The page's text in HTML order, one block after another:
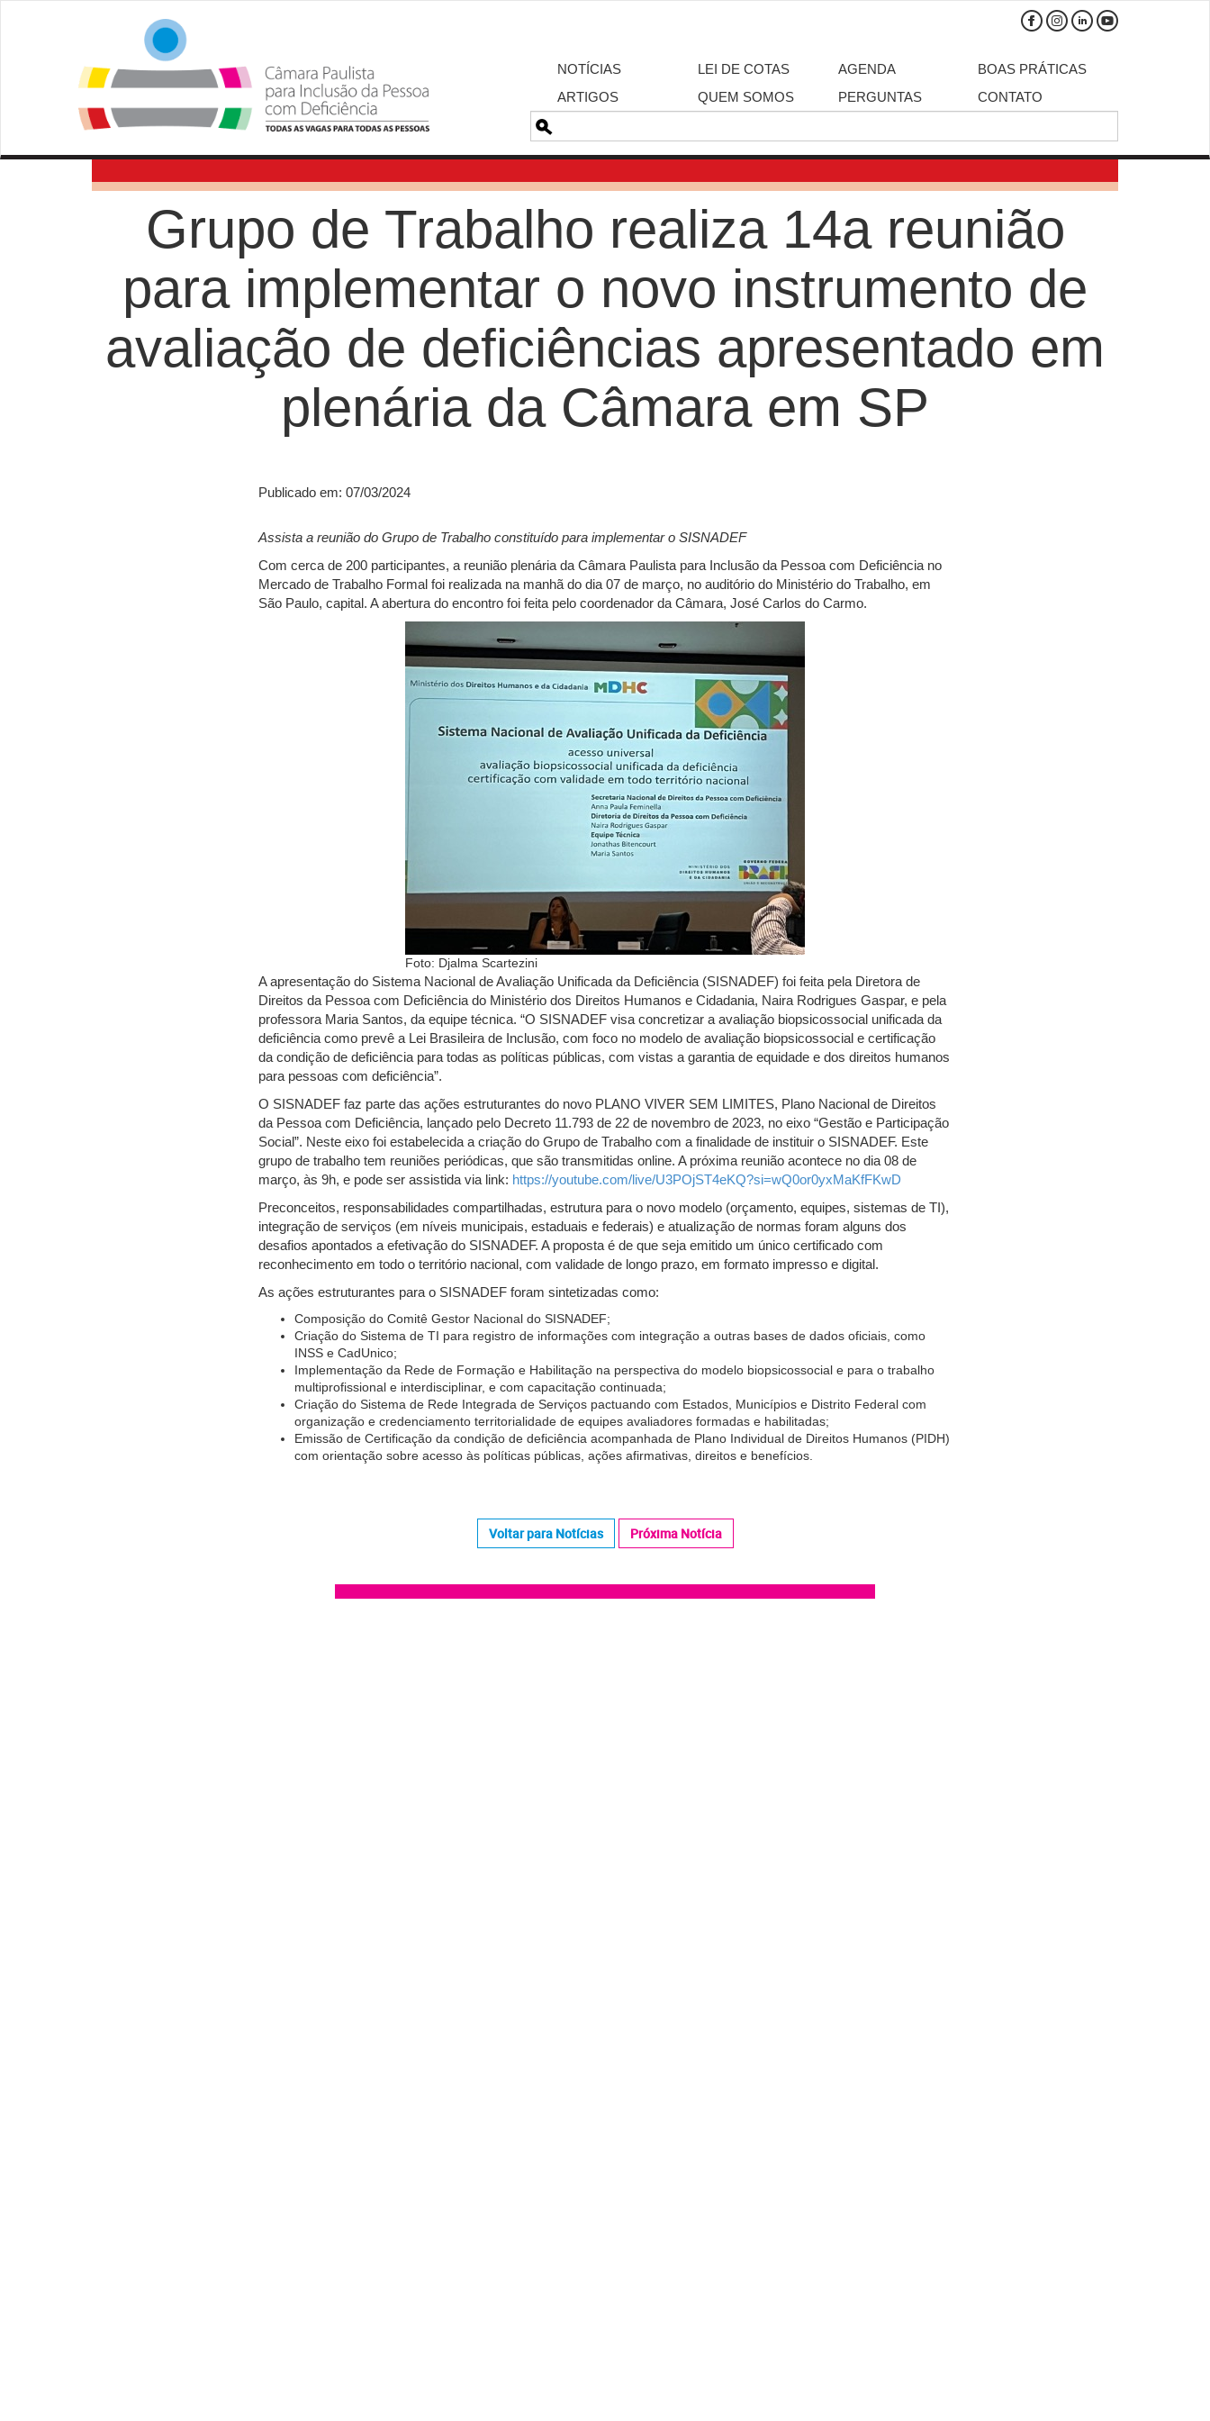
NOTÍCIAS LEI DE COTAS AGENDA
BOAS PRÁTICAS
ARTIGOS
QUEM SOMOS PERGUNTAS CONTATO
Pesquisa
Grupo de Trabalho realiza 14a reunião
para implementar o novo instrumento de
avaliação de deficiências apresentado em
plenária da Câmara em SP
Publicado em: 07/03/2024
Assista a reunião do Grupo de Trabalho constituído para implementar o SISNADEF
Com cerca de 200 participantes, a reunião plenária da Câmara Paulista para Inclusão da Pessoa com Deficiência no
Mercado de Trabalho Formal foi realizada na manhã do dia 07 de março, no auditório do Ministério do Trabalho, em
São Paulo, capital. A abertura do encontro foi feita pelo coordenador da Câmara, José Carlos do Carmo.
Foto: Djalma Scartezini
A apresentação do Sistema Nacional de Avaliação Unificada da Deficiência (SISNADEF) foi feita pela Diretora de
Direitos da Pessoa com Deficiência do Ministério dos Direitos Humanos e Cidadania, Naira Rodrigues Gaspar, e pela
professora Maria Santos, da equipe técnica. “O SISNADEF visa concretizar a avaliação biopsicossocial unificada da
deficiência como prevê a Lei Brasileira de Inclusão, com foco no modelo de avaliação biopsicossocial e certificação
da condição de deficiência para todas as políticas públicas, com vistas a garantia de equidade e dos direitos humanos
para pessoas com deficiência”.
O SISNADEF faz parte das ações estruturantes do novo PLANO VIVER SEM LIMITES, Plano Nacional de Direitos
da Pessoa com Deficiência, lançado pelo Decreto 11.793 de 22 de novembro de 2023, no eixo “Gestão e Participação
Social”. Neste eixo foi estabelecida a criação do Grupo de Trabalho com a finalidade de instituir o SISNADEF. Este
grupo de trabalho tem reuniões periódicas, que são transmitidas online. A próxima reunião acontece no dia 08 de
março, às 9h, e pode ser assistida via link: https://youtube.com/live/U3POjST4eKQ?si=wQ0or0yxMaKfFKwD
Preconceitos, responsabilidades compartilhadas, estrutura para o novo modelo (orçamento, equipes, sistemas de TI),
integração de serviços (em níveis municipais, estaduais e federais) e atualização de normas foram alguns dos
desafios apontados a efetivação do SISNADEF. A proposta é de que seja emitido um único certificado com
reconhecimento em todo o território nacional, com validade de longo prazo, em formato impresso e digital.
As ações estruturantes para o SISNADEF foram sintetizadas como:
Composição do Comitê Gestor Nacional do SISNADEF;
Criação do Sistema de TI para registro de informações com integração a outras bases de dados oficiais, como
INSS e CadUnico;
Implementação da Rede de Formação e Habilitação na perspectiva do modelo biopsicossocial e para o trabalho
multiprofissional e interdisciplinar, e com capacitação continuada;
Criação do Sistema de Rede Integrada de Serviços pactuando com Estados, Municípios e Distrito Federal com
organização e credenciamento territorialidade de equipes avaliadores formadas e habilitadas;
Emissão de Certificação da condição de deficiência acompanhada de Plano Individual de Direitos Humanos (PIDH)
com orientação sobre acesso às políticas públicas, ações afirmativas, direitos e benefícios.
Voltar para Notícias Próxima Notícia